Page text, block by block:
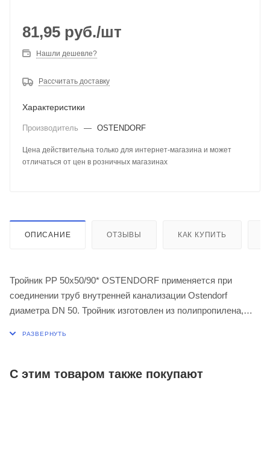
81,95 руб./шт
Нашли дешевле?
Рассчитать доставку
Характеристики
Производитель — OSTENDORF
Цена действительна только для интернет-магазина и может
отличаться от цен в розничных магазинах
ОПИСАНИЕ ОТЗЫВЫ КАК КУПИТЬ
Тройник PP 50х50/90* OSTENDORF применяется при
соединении труб внутренней канализации Ostendorf
диаметра DN 50. Тройник изготовлен из полипропилена,
С этим товаром также покупают